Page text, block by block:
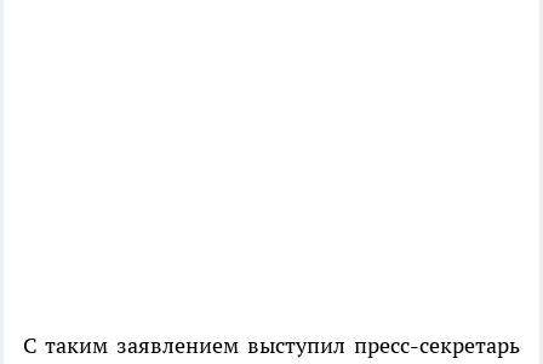
С таким заявлением выступил пресс-секретарь